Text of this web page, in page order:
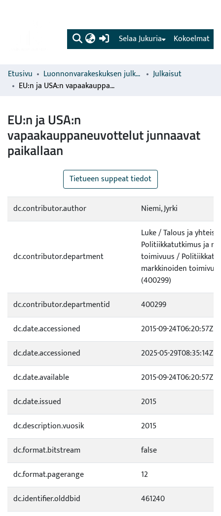
(current) Kokoelmat
Selaa Jukuria
Etusivu Luonnonvarakeskuksen julkaisut
Julkaisut
EU:n ja USA:n vapaakauppaneuvottelut junnaavat paikallaan
EU:n ja USA:n
vapaakauppaneuvottelut junnaavat
paikallaan
Tietueen suppeat tiedot
dc.contributor.author Niemi, Jyrki
dc.contributor.department
Luke / Talous ja
Politiikkatutkimus ja
toimivuus /
markkinoiden
(400299)
dc.contributor.departmentid
400299
dc.date.accessioned
2015-09-24T06:20:57Z
dc.date.accessioned
2025-05-29T08:35:14Z
dc.date.available
2015-09-24T06:20:57Z
dc.date.issued
2015
dc.description.vuosik
2015
dc.format.bitstream
false
dc.format.pagerange
12
dc.identifier.olddbid
461240